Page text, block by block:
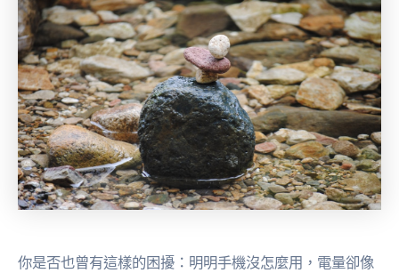
你是否也曾有這樣的困擾：明明手機沒怎麼用，電量卻像